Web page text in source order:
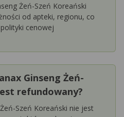
Żeń-Szeń Koreański
od apteki, regionu, co
cenowej
Ginseng Żeń-
refundowany?
Szeń Koreański nie jest